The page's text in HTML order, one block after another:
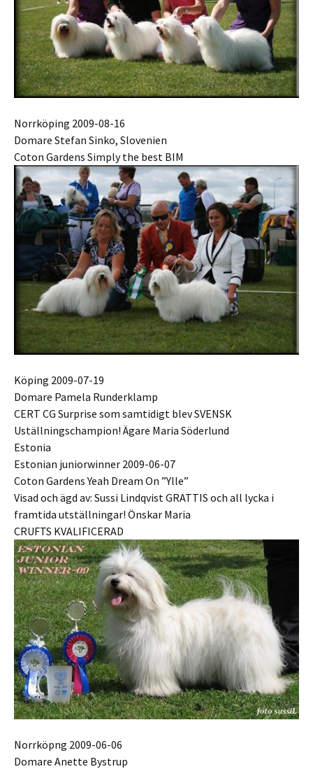
Norrköping 2009-08-16
Domare Stefan Sinko, Slovenien
Coton Gardens Simply the best BIM
Köping 2009-07-19
Domare Pamela Runderklamp
CERT CG Surprise som samtidigt blev SVENSK
Uställningschampion! Ägare Maria Söderlund
Estonia
Estonian juniorwinner 2009-06-07
Coton Gardens Yeah Dream On ”Ylle”
Visad och ägd av: Sussi Lindqvist GRATTIS och all lycka i
framtida utställningar! Önskar Maria
CRUFTS KVALIFICERAD
Norrköpng 2009-06-06
Domare Anette Bystrup